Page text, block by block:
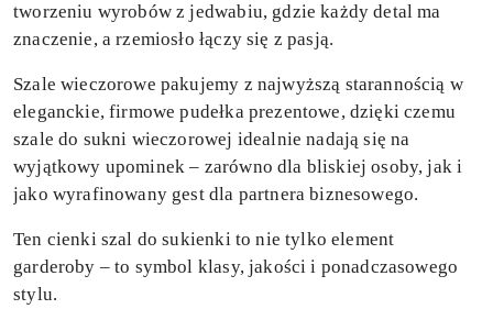
tworzeniu wyrobów z jedwabiu, gdzie każdy detal ma
znaczenie, a rzemiosło łączy się z pasją.
Szale wieczorowe pakujemy z najwyższą starannością w
eleganckie, firmowe pudełka prezentowe, dzięki czemu
szale do sukni wieczorowej idealnie nadają się na
wyjątkowy upominek – zarówno dla bliskiej osoby, jak i
jako wyrafinowany gest dla partnera biznesowego.
Ten cienki szal do sukienki to nie tylko element
garderoby – to symbol klasy, jakości i ponadczasowego
stylu.